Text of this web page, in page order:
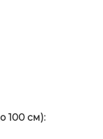
100 см):